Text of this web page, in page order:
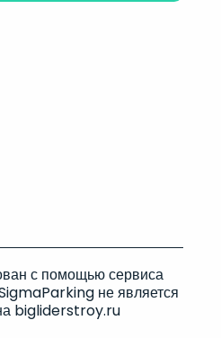
с помощью сервиса
не является
bigliderstroy.ru